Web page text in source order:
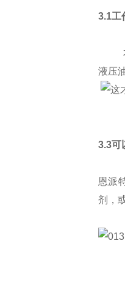
3.1工
本
液压
3.3可
恩派
剂，